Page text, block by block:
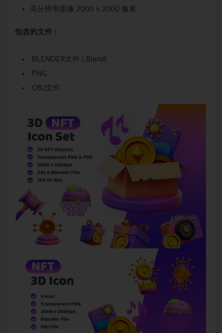
高分辨率图像 2000 x 2000 像素
包含的文件：
.BLENDER文件 (.Blend)
.PNG
.OBJ文件